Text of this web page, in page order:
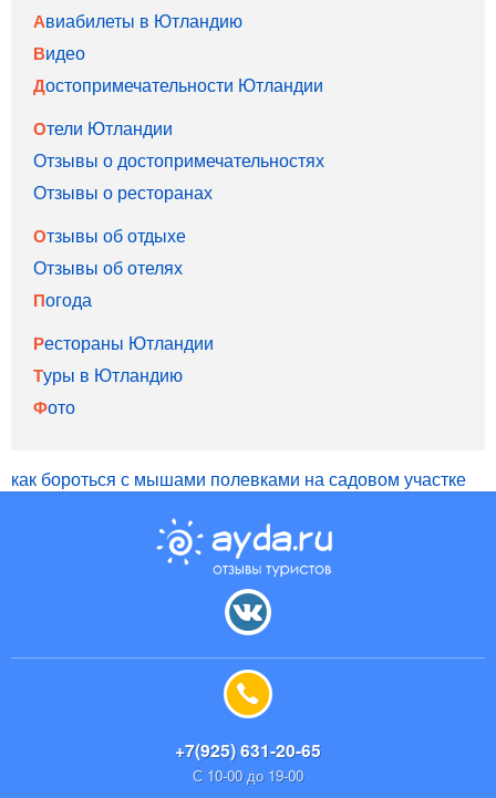
Авиабилеты в Ютландию
Видео
Достопримечательности Ютландии
Отели Ютландии
Отзывы о достопримечательностях
Отзывы о ресторанах
Отзывы об отдыхе
Отзывы об отелях
Погода
Рестораны Ютландии
Туры в Ютландию
Фото
как бороться с мышами полевками на садовом участке
+7(925) 631-20-65
С 10-00 до 19-00